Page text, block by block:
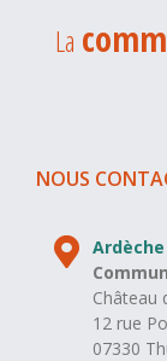
La
NOUS
Ardèche
Château
12 rue
07330